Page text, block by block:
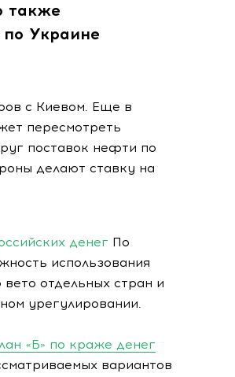
также
Украине
с Киевом. Еще в
пересмотреть
поставок нефти по
делают ставку на
денег По
использования
отдельных стран и
урегулировании.
«Б» по краже денег
вариантов